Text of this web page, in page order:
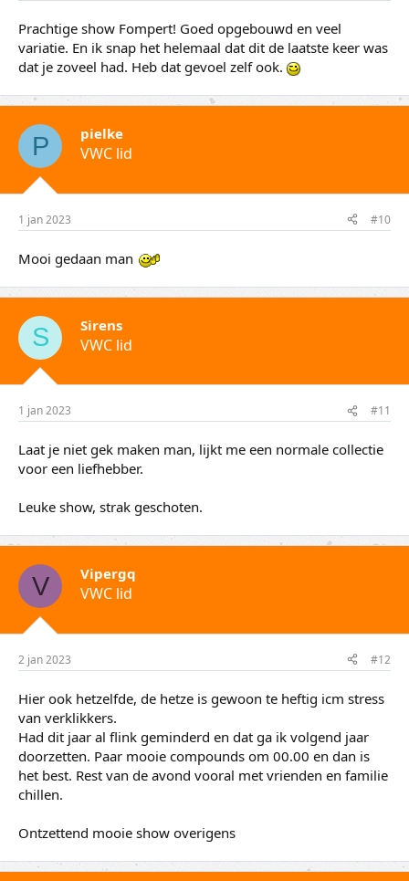
Prachtige show Fompert! Goed opgebouwd en veel
variatie. En ik snap het helemaal dat dit de laatste keer was
dat je zoveel had. Heb dat gevoel zelf ook.
P pielke
VWC lid
1 jan 2023 #10
Mooi gedaan man
S Sirens
VWC lid
1 jan 2023 #11
Laat je niet gek maken man, lijkt me een normale collectie
voor een liefhebber.
Leuke show, strak geschoten.
V Vipergq
VWC lid
2 jan 2023 #12
Hier ook hetzelfde, de hetze is gewoon te heftig icm stress
van verklikkers.
Had dit jaar al flink geminderd en dat ga ik volgend jaar
doorzetten. Paar mooie compounds om 00.00 en dan is
het best. Rest van de avond vooral met vrienden en familie
chillen.
Ontzettend mooie show overigens